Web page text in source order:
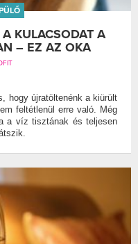
KULACSODAT A
– EZ AZ OKA
hogy újratöltenénk a kiürült
feltétlenül erre való. Még
a víz tisztának és teljesen